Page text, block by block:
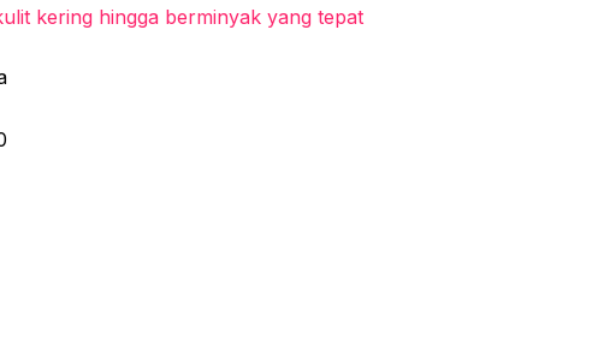
kering hingga berminyak yang tepat